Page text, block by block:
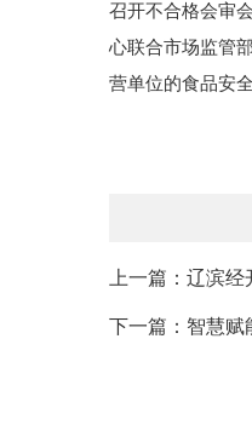
召开不合格会审
心联合市场监管
营单位的食品安
上一篇：辽滨
下一篇：智慧赋